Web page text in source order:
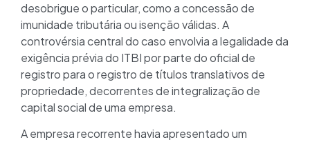
desobrigue o particular, como a concessão de
imunidade tributária ou isenção válidas. A
controvérsia central do caso envolvia a legalidade da
exigência prévia do ITBI por parte do oficial de
registro para o registro de títulos translativos de
propriedade, decorrentes de integralização de
capital social de uma empresa.
A empresa recorrente havia apresentado um